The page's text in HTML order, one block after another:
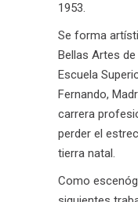
1953.
Se forma
Bellas Artes
Escuela
Fernando,
carrera
perder el
tierra natal.
Como